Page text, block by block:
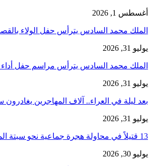
أغسطس 1, 2026
الملك محمد السادس يترأس حفل الولاء
يوليو 31, 2026
الملك محمد السادس يترأس مراسم حفل
يوليو 31, 2026
بعد ليلة في العراء.. آلاف المهاجرين
يوليو 31, 2026
13 قتيلاً في محاولة هجرة جماعية نحو سبتة المحتلة
يوليو 30, 2026